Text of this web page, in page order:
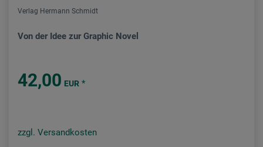
Verlag Hermann Schmidt
Von der Idee zur Graphic Novel
42,00 EUR *
zzgl. Versandkosten